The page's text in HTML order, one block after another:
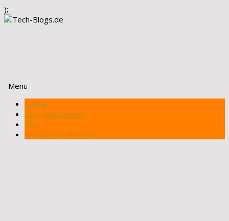
);
Menü
Zum
Inhalt
springen
Artikel
Blog registrieren
FAQ
Produkte & Review